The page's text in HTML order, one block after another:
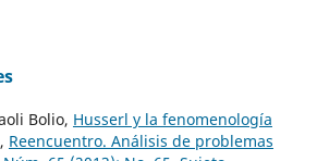
Bolio, Husserl y la fenomenología
, Reencuentro. Análisis de problemas